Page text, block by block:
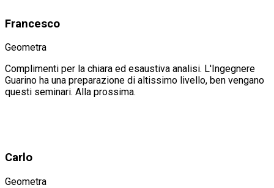
Francesco
Geometra
Complimenti per la chiara ed esaustiva analisi. L'Ingegnere
Guarino ha una preparazione di altissimo livello, ben vengano
questi seminari. Alla prossima.
Carlo
Geometra